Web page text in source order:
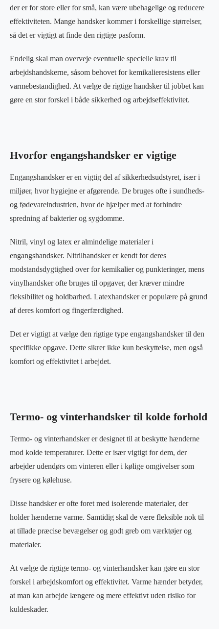
der er for store eller for små, kan være ubehagelige og reducere
effektiviteten. Mange handsker kommer i forskellige størrelser,
så det er vigtigt at finde den rigtige pasform.
Endelig skal man overveje eventuelle specielle krav til
arbejdshandskerne, såsom behovet for kemikalieresistens eller
varmebestandighed. At vælge de rigtige handsker til jobbet kan
gøre en stor forskel i både sikkerhed og arbejdseffektivitet.
Hvorfor engangshandsker er vigtige
Engangshandsker er en vigtig del af sikkerhedsudstyret, især i
miljøer, hvor hygiejne er afgørende. De bruges ofte i sundheds-
og fødevareindustrien, hvor de hjælper med at forhindre
spredning af bakterier og sygdomme.
Nitril, vinyl og latex er almindelige materialer i
engangshandsker. Nitrilhandsker er kendt for deres
modstandsdygtighed over for kemikalier og punkteringer, mens
vinylhandsker ofte bruges til opgaver, der kræver mindre
fleksibilitet og holdbarhed. Latexhandsker er populære på grund
af deres komfort og fingerfærdighed.
Det er vigtigt at vælge den rigtige type engangshandsker til den
specifikke opgave. Dette sikrer ikke kun beskyttelse, men også
komfort og effektivitet i arbejdet.
Termo- og vinterhandsker til kolde forhold
Termo- og vinterhandsker er designet til at beskytte hænderne
mod kolde temperaturer. Dette er især vigtigt for dem, der
arbejder udendørs om vinteren eller i kølige omgivelser som
frysere og kølehuse.
Disse handsker er ofte foret med isolerende materialer, der
holder hænderne varme. Samtidig skal de være fleksible nok til
at tillade præcise bevægelser og godt greb om værktøjer og
materialer.
At vælge de rigtige termo- og vinterhandsker kan gøre en stor
forskel i arbejdskomfort og effektivitet. Varme hænder betyder,
at man kan arbejde længere og mere effektivt uden risiko for
kuldeskader.